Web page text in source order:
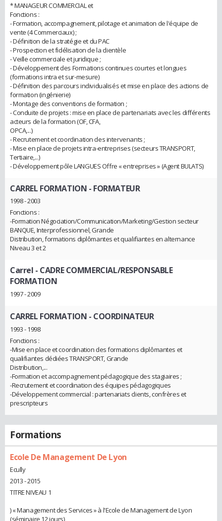
* MANAGEUR COMMERCIAL et
Fonctions :
- Formation, accompagnement, pilotage et animation de l'équipe de
vente (4 Commerciaux) ;
- Définition de la stratégie et du PAC
- Prospection et fidélisation de la clientèle
- Veille commerciale et juridique ;
- Développement des Formations continues courtes et longues
(formations intra et sur-mesure)
- Définition des parcours individualisés et mise en place des actions de
formation (ingénierie)
- Montage des conventions de formation ;
- Conduite de projets : mise en place de partenariats avec les différents
acteurs de la formation (OF, CFA,
OPCA,...)
- Recrutement et coordination des intervenants ;
- Mise en place de projets intra-entreprises (secteurs TRANSPORT,
Tertiaire,...)
- Développement pôle LANGUES Offre « entreprises » (Agent BULATS)
CARREL FORMATION - FORMATEUR
1998 - 2003
Fonctions :
-Formation Négociation/Communication/Marketing/Gestion secteur
BANQUE, Interprofessionnel, Grande
Distribution, formations diplômantes et qualifiantes en alternance
Niveau 3 et 2
Carrel - CADRE COMMERCIAL/RESPONSABLE
FORMATION
1997 - 2009
CARREL FORMATION - COORDINATEUR
1993 - 1998
Fonctions :
-Mise en place et coordination des formations diplômantes et
qualifiantes dédiées TRANSPORT, Grande
Distribution,...
-Formation et accompagnement pédagogique des stagiaires ;
-Recrutement et coordination des équipes pédagogiques
-Développement commercial : partenariats clients, confrères et
prescripteurs
Formations
Ecole De Management De Lyon
Ecully
2013 - 2015
TITRE NIVEAU 1
) « Management des Services » à l'Ecole de Management de Lyon
(séminaire 12 jours)